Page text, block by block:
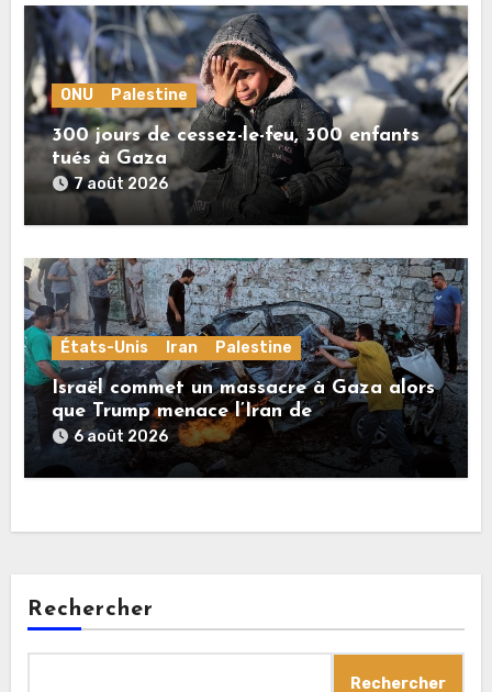
ONU Palestine
300 jours de cessez-le-feu, 300 enfants
tués à Gaza
7 août 2026
États-Unis Iran Palestine
Israël commet un massacre à Gaza alors
que Trump menace l’Iran de
«décapitation»
6 août 2026
Rechercher
Rechercher